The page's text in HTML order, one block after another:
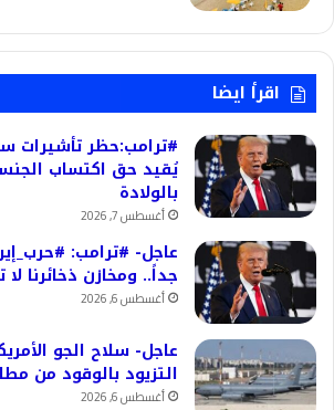
اقرأ ايضا
#ترامب:حظر تأشيرات
يُقيد حق اكتساب
بالولادة
أغسطس 7, 2026
عاجل- #ترامب:
جداً.. ومخازن ذخائرنا
أغسطس 6, 2026
عاجل- سلاح الجو
التزيود بالوقود من
أغسطس 6, 2026